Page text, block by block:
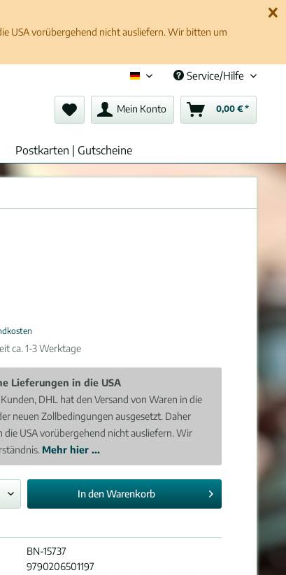
USA vorübergehend nicht ausliefern. Wir bitten um
Deutsch (de)
Service/Hilfe
Mein Konto 0,00 € *
Postkarten | Gutscheine
ca. 1-3 Werktage
Lieferungen in die USA
DHL hat den Versand von Waren in die
neuen Zollbedingungen ausgesetzt. Daher
die USA vorübergehend nicht ausliefern. Wir
Mehr hier ...
In denWarenkorb
BN-15737
9790206501197